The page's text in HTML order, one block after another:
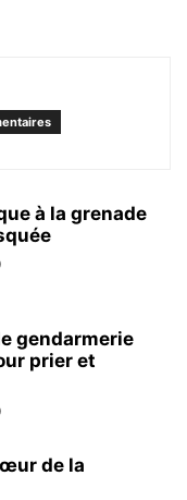
à la grenade
gendarmerie
prier et
de la